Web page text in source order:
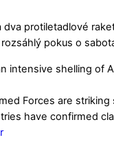
dva protiletadlové
pokus o
intensive shelling of
Forces are
have confirmed